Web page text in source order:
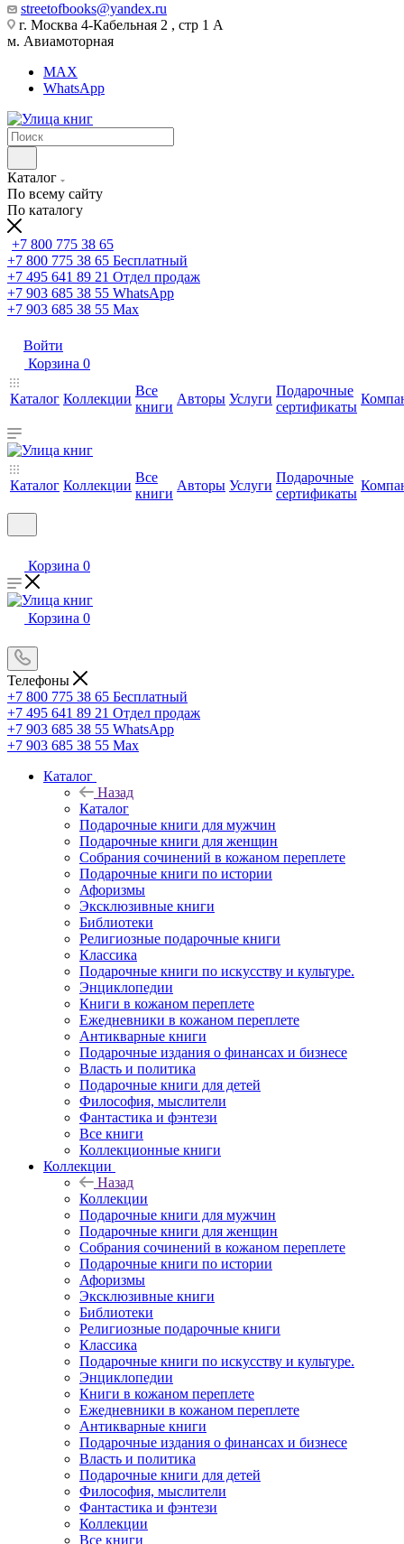
streetofbooks@yandex.ru
г. Москва 4-Кабельная 2 , стр 1 А
м. Авиамоторная
MAX
WhatsApp
Каталог
По всему сайту
По каталогу
+7 800 775 38 65
+7 800 775 38 65 Бесплатный
+7 495 641 89 21 Отдел продаж
+7 903 685 38 55 WhatsApp
+7 903 685 38 55 Max
Войти
Корзина 0
Каталог Коллекции
Все
книги
Авторы Услуги
Подарочные
сертификаты
Каталог Коллекции
Все
книги
Авторы Услуги
Подарочные
сертификаты
Корзина 0
Корзина 0
Телефоны
+7 800 775 38 65 Бесплатный
+7 495 641 89 21 Отдел продаж
+7 903 685 38 55 WhatsApp
+7 903 685 38 55 Max
Каталог
Назад
Каталог
Подарочные книги для мужчин
Подарочные книги для женщин
Собрания сочинений в кожаном переплете
Подарочные книги по истории
Афоризмы
Эксклюзивные книги
Библиотеки
Религиозные подарочные книги
Классика
Подарочные книги по искусству и культуре.
Энциклопедии
Книги в кожаном переплете
Ежедневники в кожаном переплете
Антикварные книги
Подарочные издания о финансах и бизнесе
Власть и политика
Подарочные книги для детей
Философия, мыслители
Фантастика и фэнтези
Все книги
Коллекционные книги
Коллекции
Назад
Коллекции
Подарочные книги для мужчин
Подарочные книги для женщин
Собрания сочинений в кожаном переплете
Подарочные книги по истории
Афоризмы
Эксклюзивные книги
Библиотеки
Религиозные подарочные книги
Классика
Подарочные книги по искусству и культуре.
Энциклопедии
Книги в кожаном переплете
Ежедневники в кожаном переплете
Антикварные книги
Подарочные издания о финансах и бизнесе
Власть и политика
Подарочные книги для детей
Философия, мыслители
Фантастика и фэнтези
Коллекции
Все книги